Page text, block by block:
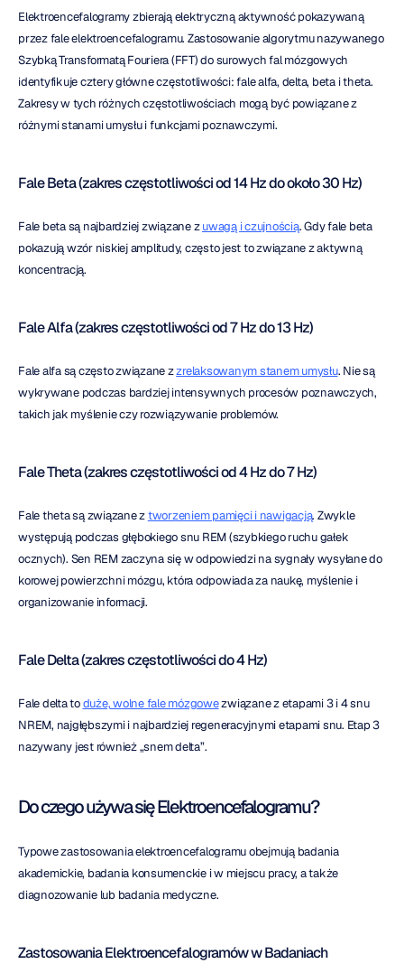
Elektroencefalogramy zbierają elektryczną aktywność pokazywaną
przez fale elektroencefalogramu. Zastosowanie algorytmu nazywanego
Szybką Transformatą Fouriera (FFT) do surowych fal mózgowych
identyfikuje cztery główne częstotliwości: fale alfa, delta, beta i theta.
Zakresy w tych różnych częstotliwościach mogą być powiązane z
różnymi stanami umysłu i funkcjami poznawczymi.
Fale Beta (zakres częstotliwości od 14 Hz do około 30 Hz)
Fale beta są najbardziej związane z uwagą i czujnością. Gdy fale beta
pokazują wzór niskiej amplitudy, często jest to związane z aktywną
koncentracją.
Fale Alfa (zakres częstotliwości od 7 Hz do 13 Hz)
Fale alfa są często związane z zrelaksowanym stanem umysłu. Nie są
wykrywane podczas bardziej intensywnych procesów poznawczych,
takich jak myślenie czy rozwiązywanie problemów.
Fale Theta (zakres częstotliwości od 4 Hz do 7 Hz)
Fale theta są związane z tworzeniem pamięci i nawigacją. Zwykle
występują podczas głębokiego snu REM (szybkiego ruchu gałek
ocznych). Sen REM zaczyna się w odpowiedzi na sygnały wysyłane do
korowej powierzchni mózgu, która odpowiada za naukę, myślenie i
organizowanie informacji.
Fale Delta (zakres częstotliwości do 4 Hz)
Fale delta to duże, wolne fale mózgowe związane z etapami 3 i 4 snu
NREM, najgłębszymi i najbardziej regeneracyjnymi etapami snu. Etap 3
nazywany jest również „snem delta”.
Do czego używa się Elektroencefalogramu?
Typowe zastosowania elektroencefalogramu obejmują badania
akademickie, badania konsumenckie i w miejscu pracy, a także
diagnozowanie lub badania medyczne.
Zastosowania Elektroencefalogramów w Badaniach